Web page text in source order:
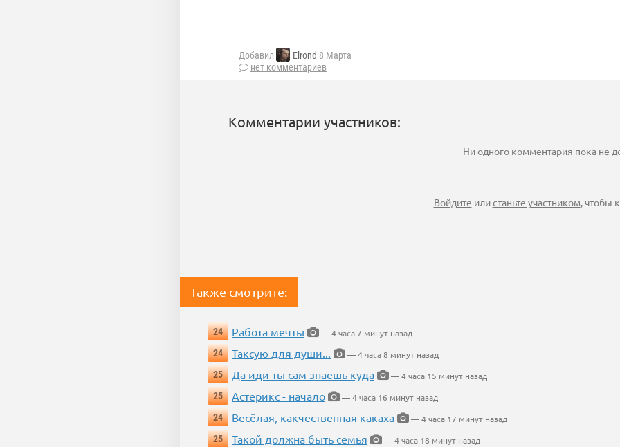
Добавил Elrond 8 Марта
нет комментариев
Комментарии участников:
Ни одного комментария пока не
Войдите илистаньте участником, чтобы
Также смотрите:
24 Работа мечты
— 4 часа 7 минут назад
24
Таксую для души...
— 4 часа 8 минут назад
25
Да иди ты сам знаешь куда
— 4 часа 15 минут назад
25
Астерикс - начало
— 4 часа 16 минут назад
24
Весёлая, какчественная какаха
— 4 часа 17 минут назад
25
Такой должна быть семья
— 4 часа 18 минут назад